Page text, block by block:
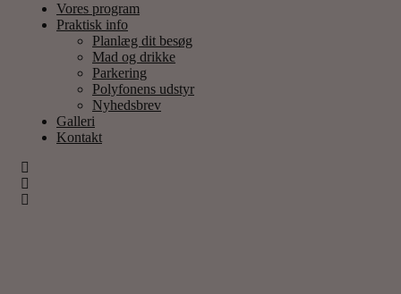
Vores program
Praktisk info
Planlæg dit besøg
Mad og drikke
Parkering
Polyfonens udstyr
Nyhedsbrev
Galleri
Kontakt